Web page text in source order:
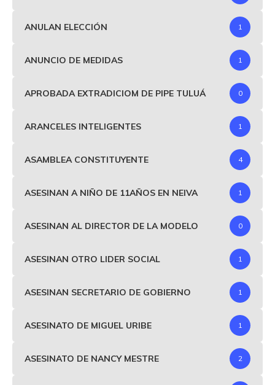
ANULAN ELECCIÓN 1
ANUNCIO DE MEDIDAS 1
APROBADA EXTRADICIOM DE PIPE TULUÁ 0
ARANCELES INTELIGENTES 1
ASAMBLEA CONSTITUYENTE 4
ASESINAN A NIÑO DE 11AÑOS EN NEIVA 1
ASESINAN AL DIRECTOR DE LA MODELO 0
ASESINAN OTRO LIDER SOCIAL 1
ASESINAN SECRETARIO DE GOBIERNO 1
ASESINATO DE MIGUEL URIBE 1
ASESINATO DE NANCY MESTRE 2